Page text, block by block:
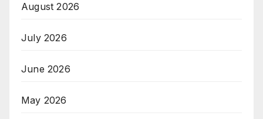
August 2026
July 2026
June 2026
May 2026